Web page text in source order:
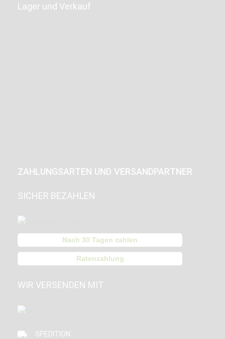
Lager und Verkauf
ZAHLUNGSARTEN UND VERSANDPARTNER
SICHER BEZAHLEN
Nach 30 Tagen zahlen
Ratenzahlung
WIR VERSENDEN MIT
SPEDITION